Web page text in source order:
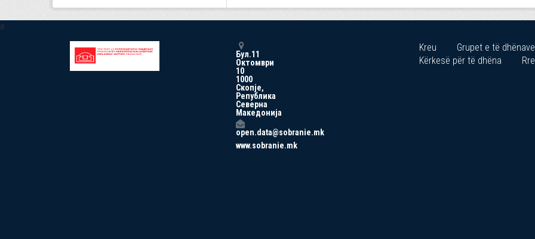
a
Бул.11
Октомври
10
1000
Скопје,
Република
Северна
Македонија
open.data@sobranie.mk
www.sobranie.mk
Kreu
Grupet e të dhënave
Kërkesë për të dhëna